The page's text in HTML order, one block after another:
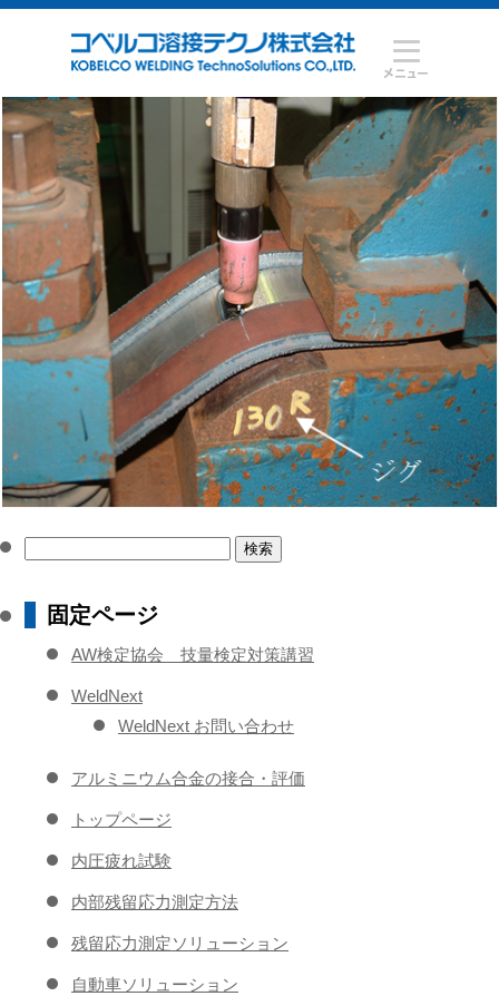
固定ページ
AW検定協会 技量検定対策講習
WeldNext
WeldNext お問い合わせ
アルミニウム合金の接合・評価
トップページ
内圧疲れ試験
内部残留応力測定方法
残留応力測定ソリューション
自動車ソリューション